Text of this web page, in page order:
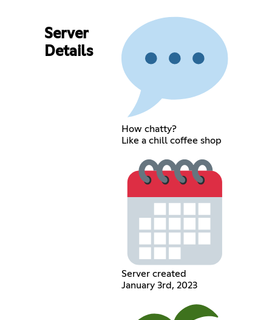
Server
Details
How chatty?
Like a chill coffee shop
Server created
January 3rd, 2023